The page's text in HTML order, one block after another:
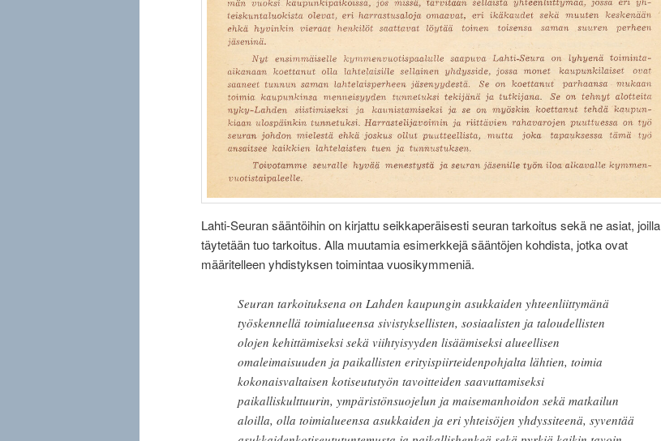
Lahti-Seuran sääntöihin on kirjattu seikkaperäisesti seuran tarkoitus sekä ne asiat, joilla
täytetään tuo tarkoitus. Alla muutamia esimerkkejä sääntöjen kohdista, jotka ovat
määritelleen yhdistyksen toimintaa vuosikymmeniä.
Seuran tarkoituksena on Lahden kaupungin asukkaiden yhteenliittymänä
työskennellä toimialueensa sivistyksellisten, sosiaalisten ja taloudellisten
olojen kehittämiseksi sekä viihtyisyyden lisäämiseksi alueellisen
omaleimaisuuden ja paikallisten erityispiirteidenpohjalta lähtien, toimia
kokonaisvaltaisen kotiseututyön tavoitteiden saavuttamiseksi
paikalliskulttuurin, ympäristönsuojelun ja maisemanhoidon sekä matkailun
aloilla, olla toimialueensa asukkaiden ja eri yhteisöjen yhdyssiteenä, syventää